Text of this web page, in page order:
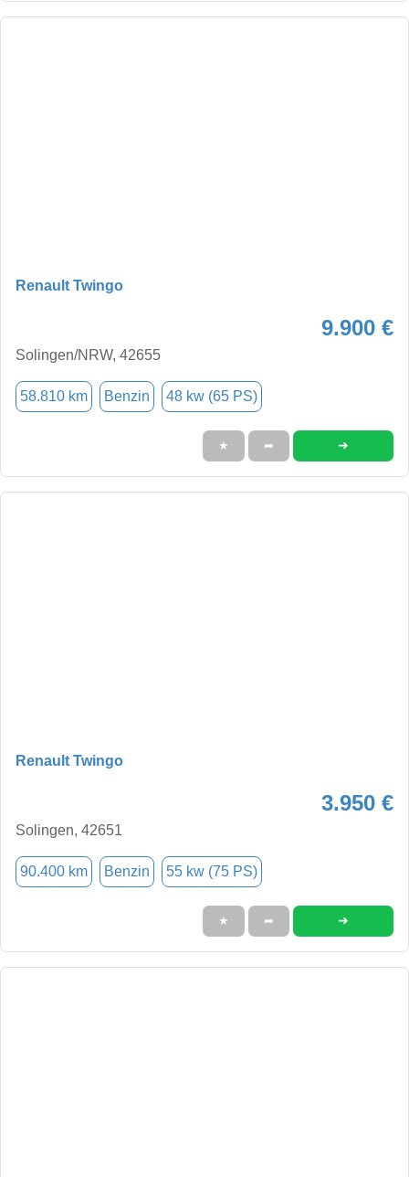
Renault Twingo
9.900 €
Solingen/NRW, 42655
58.810 km Benzin 48 kw (65 PS)
★ ➦ ➜
Renault Twingo
3.950 €
Solingen, 42651
90.400 km Benzin 55 kw (75 PS)
★ ➦ ➜